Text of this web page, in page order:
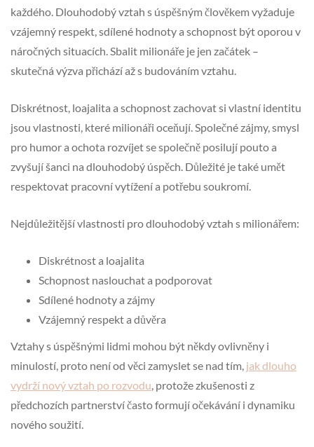
každého. Dlouhodobý vztah s úspěšným člověkem vyžaduje
vzájemný respekt, sdílené hodnoty a schopnost být oporou v
náročných situacích. Sbalit milionáře je jen začátek –
skutečná výzva přichází až s budováním vztahu.
Diskrétnost, loajalita a schopnost zachovat si vlastní identitu
jsou vlastnosti, které milionáři oceňují. Společné zájmy, smysl
pro humor a ochota rozvíjet se společně posilují pouto a
zvyšují šanci na dlouhodobý úspěch. Důležité je také umět
respektovat pracovní vytížení a potřebu soukromí.
Nejdůležitější vlastnosti pro dlouhodobý vztah s milionářem:
Diskrétnost a loajalita
Schopnost naslouchat a podporovat
Sdílené hodnoty a zájmy
Vzájemný respekt a důvěra
Vztahy s úspěšnými lidmi mohou být někdy ovlivněny i
minulostí, proto není od věci zamyslet se nad tím, jak dlouho
vydrží nový vztah po rozvodu, protože zkušenosti z
předchozích partnerství často formují očekávání i dynamiku
nového soužití.